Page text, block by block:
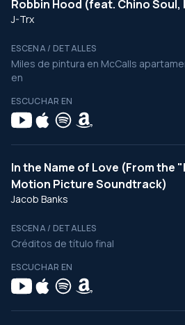
Robbin Hood (feat. Chino Soul,
J-Trx
ESCENA / DETALLES
Miles de pintura en McCalls
en
ESCUCHAR EN
In the Name of Love (From the
Motion Picture Soundtrack)
Jacob Banks
ESCENA / DETALLES
Créditos de título final
ESCUCHAR EN